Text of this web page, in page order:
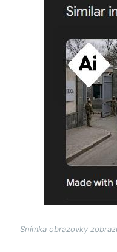
Snímka obrazovky